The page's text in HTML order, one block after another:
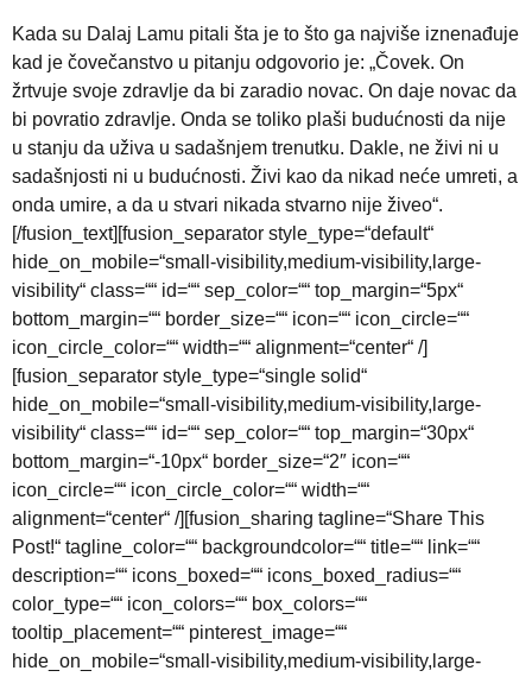
Kada su Dalaj Lamu pitali šta je to što ga najviše iznenađuje
kad je čovečanstvo u pitanju odgovorio je: „Čovek. On
žrtvuje svoje zdravlje da bi zaradio novac. On daje novac da
bi povratio zdravlje. Onda se toliko plaši budućnosti da nije
u stanju da uživa u sadašnjem trenutku. Dakle, ne živi ni u
sadašnjosti ni u budućnosti. Živi kao da nikad neće umreti, a
onda umire, a da u stvari nikada stvarno nije živeo“.
[/fusion_text][fusion_separator style_type=“default“
hide_on_mobile=“small-visibility,medium-visibility,large-
visibility“ class=““ id=““ sep_color=““ top_margin=“5px“
bottom_margin=““ border_size=““ icon=““ icon_circle=““
icon_circle_color=““ width=““ alignment=“center“ /]
[fusion_separator style_type=“single solid“
hide_on_mobile=“small-visibility,medium-visibility,large-
visibility“ class=““ id=““ sep_color=““ top_margin=“30px“
bottom_margin=“-10px“ border_size=“2″ icon=““
icon_circle=““ icon_circle_color=““ width=““
alignment=“center“ /][fusion_sharing tagline=“Share This
Post!“ tagline_color=““ backgroundcolor=““ title=““ link=““
description=““ icons_boxed=““ icons_boxed_radius=““
color_type=““ icon_colors=““ box_colors=““
tooltip_placement=““ pinterest_image=““
hide_on_mobile=“small-visibility,medium-visibility,large-